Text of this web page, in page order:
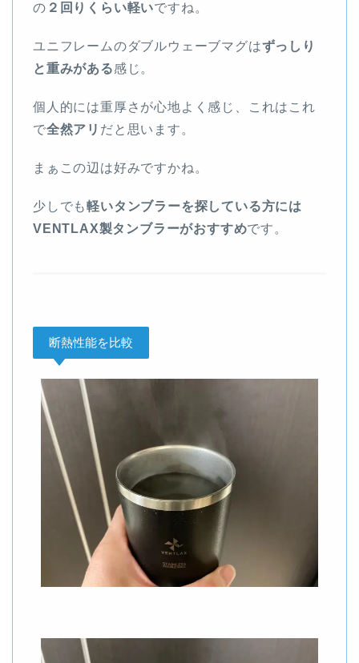
の ２回りくらい軽いですね。
ユニフレームのダブルウェーブマグはずっしり
と重みがある感じ。
個人的には重厚さが心地よく感じ、これはこれ
で全然アリ だと思います。
まぁこの辺は好みですかね。
少しでも軽いタンブラーを探している方には
VENTLAX製タンブラーがおすすめです。
断熱性能を比較